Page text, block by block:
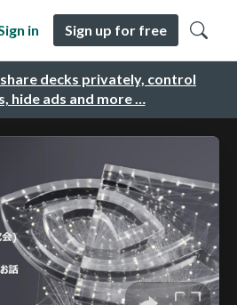
decks privately, control
hide ads and more …
in Sign up for free